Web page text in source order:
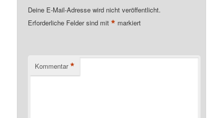
Deine E-Mail-Adresse wird nicht veröffentlicht.
Erforderliche Felder sind mit* markiert
Kommentar *